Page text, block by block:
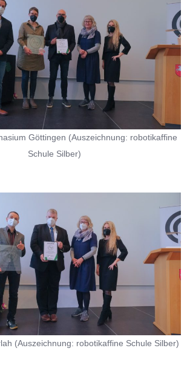
Göttingen (Auszeichnung: robotikaffine
Schule Silber)
(Auszeichnung: robotikaffine Schule Silber)